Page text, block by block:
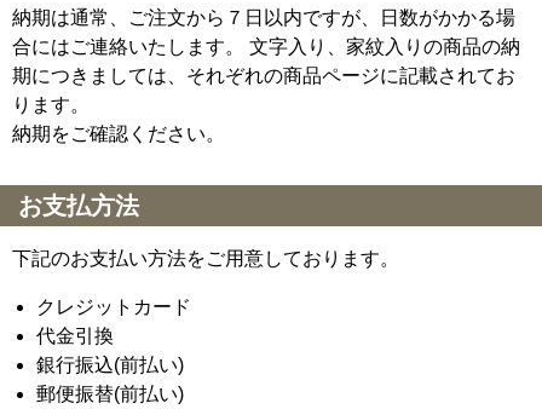
納期は通常、ご注文から７日以内ですが、日数がかかる場
合にはご連絡いたします。 文字入り、家紋入りの商品の納
期につきましては、それぞれの商品ページに記載されてお
ります。
納期をご確認ください。
お支払方法
下記のお支払い方法をご用意しております。
クレジットカード
代金引換
銀行振込(前払い)
郵便振替(前払い)